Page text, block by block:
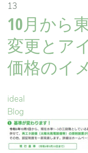
13
10月から
変更とア
価格のイ
ideal
Blog